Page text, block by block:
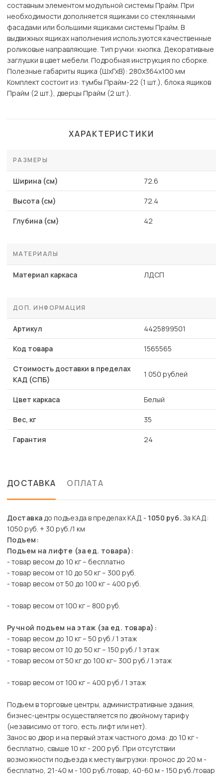
составным элементом модульной системы Прайм. При
необходимости дополняется ящиками со стеклянными
фасадами или большими ящиками системы Прайм. В
выдвижных ящиках наполнения используются качественные
роликовые направляющие. Тип ручки: кнопка. Декоративные
заглушки в цвет мебели. Подробная инструкция по сборке.
Полезные габариты ящика (ШхГхВ): 280х364х100 мм
Комплект состоит из: тумбы Прайм-22 (1 шт.), блока ящиков
Прайм (2 шт.), дверцы Прайм (2 шт.).
ХАРАКТЕРИСТИКИ
РАЗМЕРЫ
Ширина (см) 72.6
Высота (см) 72.4
Глубина (см) 42
МАТЕРИАЛЫ
Материал каркаса ЛДСП
ДОП. ИНФОРМАЦИЯ
Артикул 4425899501
Код товара 1565565
Стоимость доставки в пределах
КАД (СПБ)
1 050 рублей
Цвет каркаса Белый
Вес, кг 35
Гарантия 24
ДОСТАВКА ОПЛАТА
Доставкадо подъезда в пределах КАД - 1050 руб. За КАД:
1050 руб. + 30 руб./1 км
Подъем:
Подъем на лифте (за ед. товара):
- товар весом до 10 кг – бесплатно
- товар весом от 10 до 50 кг – 300 руб.
- товар весом от 50 до 100 кг – 400 руб.
- товар весом от 100 кг – 800 руб.
Ручной подъем на этаж (за ед. товара):
- товар весом до 10 кг – 50 руб./ 1 этаж
- товар весом от 10 до 50 кг – 150 руб./ 1 этаж
- товар весом от 50 кг до 100 кг– 300 руб./ 1 этаж
- товар весом от 100 кг – 400 руб./ 1 этаж
Подъем в торговые центры, административные здания,
бизнес-центры осуществляется по двойному тарифу
(независимо от того, есть лифт или нет).
Занос во двор и на первый этаж частного дома: до 10 кг -
бесплатно, свыше 10 кг - 200 руб. При отсутствии
возможности подъезда к месту выгрузки: пронос до 20 м -
бесплатно, 21-40 м - 100 руб./товар, 40-60 м - 150 руб./товар